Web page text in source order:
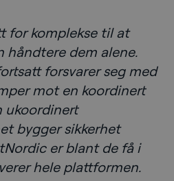
for komplekse til at
håndtere dem alene.
forsvarer seg med
mot en koordinert
ukoordinert
bygger sikkerhet
er blant de få i
hele plattformen.